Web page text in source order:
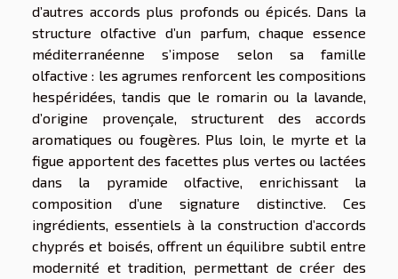
d’autres accords plus profonds ou épicés. Dans la
structure olfactive d’un parfum, chaque essence
méditerranéenne s’impose selon sa famille
olfactive : les agrumes renforcent les compositions
hespéridées, tandis que le romarin ou la lavande,
d’origine provençale, structurent des accords
aromatiques ou fougères. Plus loin, le myrte et la
figue apportent des facettes plus vertes ou lactées
dans la pyramide olfactive, enrichissant la
composition d’une signature distinctive. Ces
ingrédients, essentiels à la construction d’accords
chyprés et boisés, offrent un équilibre subtil entre
modernité et tradition, permettant de créer des